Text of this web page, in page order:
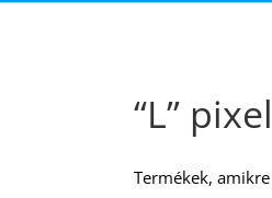
“L”
Termékek,